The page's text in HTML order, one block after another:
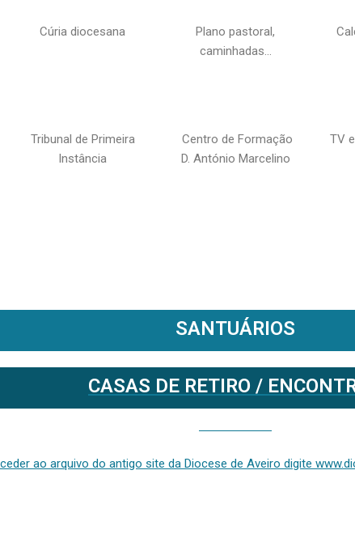
Cúria diocesana
Plano pastoral,
caminhadas…
Tribunal de Primeira
Instância
Centro de Formação
D. António Marcelino
TV
SANTUÁRIOS
CASAS DE RETIRO /
ao arquivo do antigo site da Diocese de Aveiro digite